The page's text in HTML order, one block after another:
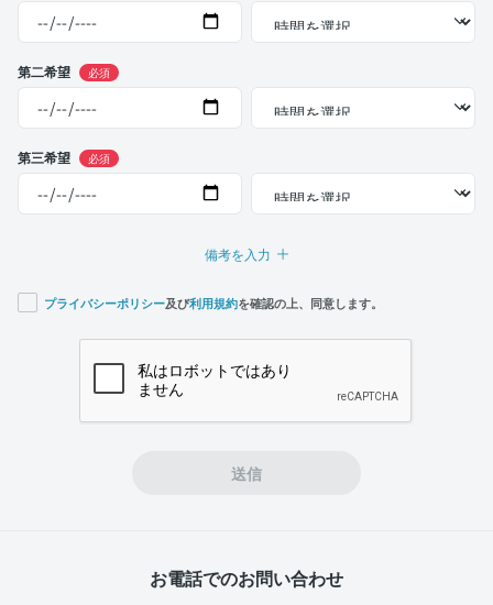
第二希望 必須
第三希望 必須
備考を入力
プライバシーポリシー及び利用規約を確認の上、同意します。
送信
お電話でのお問い合わせ